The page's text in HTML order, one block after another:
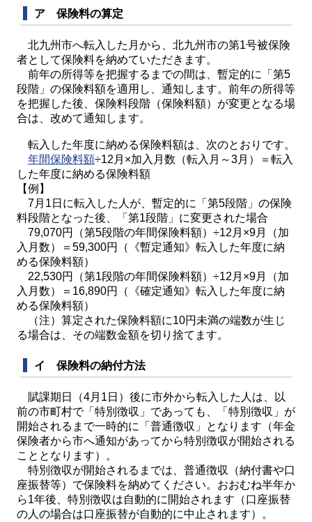
ア 保険料の算定
北九州市へ転入した月から、北九州市の第1号被保険
者として保険料を納めていただきます。
前年の所得等を把握するまでの間は、暫定的に「第5
段階」の保険料額を適用し、通知します。前年の所得等
を把握した後、保険料段階（保険料額）が変更となる場
合は、改めて通知します。
転入した年度に納める保険料額は、次のとおりです。
年間保険料額÷12月×加入月数（転入月～3月）＝転入
した年度に納める保険料額
【例】
7月1日に転入した人が、暫定的に「第5段階」の保険
料段階となった後、「第1段階」に変更された場合
79,070円（第5段階の年間保険料額）÷12月×9月（加
入月数）＝59,300円（《暫定通知》転入した年度に納
める保険料額）
22,530円（第1段階の年間保険料額）÷12月×9月（加
入月数）＝16,890円（《確定通知》転入した年度に納
める保険料額）
（注）算定された保険料額に10円未満の端数が生じ
る場合は、その端数金額を切り捨てます。
イ 保険料の納付方法
賦課期日（4月1日）後に市外から転入した人は、以
前の市町村で「特別徴収」であっても、「特別徴収」が
開始されるまで一時的に「普通徴収」となります（年金
保険者から市へ通知があってから特別徴収が開始される
こととなります）。
特別徴収が開始されるまでは、普通徴収（納付書や口
座振替等）で保険料を納めてください。おおむね半年か
ら1年後、特別徴収は自動的に開始されます（口座振替
の人の場合は口座振替が自動的に中止されます）。